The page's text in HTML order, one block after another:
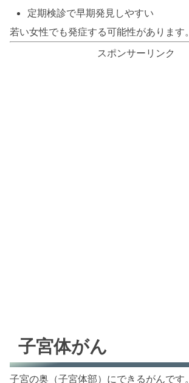
定期検診で早期発見しやすい
若い女性でも発症する可能性があります。
スポンサーリンク
子宮体がん
子宮の奥（子宮体部）にできるがんです。